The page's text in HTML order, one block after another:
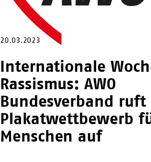
20.03.2023
Internationale
Rassismus: AWO
Bundesverband ruft
Plakatwettbewerb
Menschen auf